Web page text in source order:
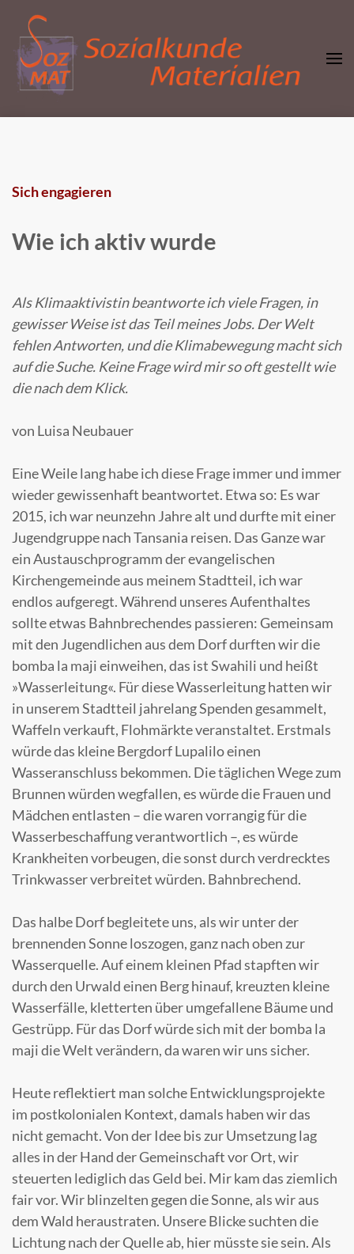
Inhalt
springen
(Enter
drücken)
sozialkunde-materialien.de
Sich engagieren
Wie ich aktiv wurde
Als Klimaaktivistin beantworte ich viele Fragen, in
gewisser Weise ist das Teil meines Jobs. Der Welt
fehlen Antworten, und die Klimabewegung macht sich
auf die Suche. Keine Frage wird mir so oft gestellt wie
die nach dem Klick.
von Luisa Neubauer
Eine Weile lang habe ich diese Frage immer und immer
wieder gewissenhaft beantwortet. Etwa so: Es war
2015, ich war neunzehn Jahre alt und durfte mit einer
Jugendgruppe nach Tansania reisen. Das Ganze war
ein Austauschprogramm der evangelischen
Kirchengemeinde aus meinem Stadtteil, ich war
endlos aufgeregt. Während unseres Aufenthaltes
sollte etwas Bahnbrechendes passieren: Gemeinsam
mit den Jugendlichen aus dem Dorf durften wir die
bomba la maji einweihen, das ist Swahili und heißt
»Wasserleitung«. Für diese Wasserleitung hatten wir
in unserem Stadtteil jahrelang Spenden gesammelt,
Waffeln verkauft, Flohmärkte veranstaltet. Erstmals
würde das kleine Bergdorf Lupalilo einen
Wasseranschluss bekommen. Die täglichen Wege zum
Brunnen würden wegfallen, es würde die Frauen und
Mädchen entlasten – die waren vorrangig für die
Wasserbeschaffung verantwortlich –, es würde
Krankheiten vorbeugen, die sonst durch verdrecktes
Trinkwasser verbreitet würden. Bahnbrechend.
Das halbe Dorf begleitete uns, als wir unter der
brennenden Sonne loszogen, ganz nach oben zur
Wasserquelle. Auf einem kleinen Pfad stapften wir
durch den Urwald einen Berg hinauf, kreuzten kleine
Wasserfälle, kletterten über umgefallene Bäume und
Gestrüpp. Für das Dorf würde sich mit der bomba la
maji die Welt verändern, da waren wir uns sicher.
Heute reflektiert man solche Entwicklungsprojekte
im postkolonialen Kontext, damals haben wir das
nicht gemacht. Von der Idee bis zur Umsetzung lag
alles in der Hand der Gemeinschaft vor Ort, wir
steuerten lediglich das Geld bei. Mir kam das ziemlich
fair vor. Wir blinzelten gegen die Sonne, als wir aus
dem Wald heraustraten. Unsere Blicke suchten die
Lichtung nach der Quelle ab, hier müsste sie sein. Als